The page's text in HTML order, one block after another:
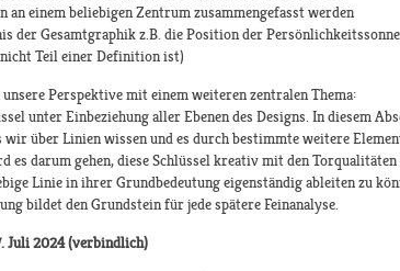
an einem beliebigen Zentrum zusammengefasst werden
der Gesamtgraphik z.B. die Position der
nicht Teil einer Definition ist)
Perspektive mit einem weiteren zentralen Thema:
unter Einbeziehung aller Ebenen des Designs. In diesem
wir über Linien wissen und es durch bestimmte weitere
es darum gehen, diese Schlüssel kreativ mit den
Linie in ihrer Grundbedeutung eigenständig ableiten zu
bildet den Grundstein für jede spätere Feinanalyse.
Juli 2024 (verbindlich)